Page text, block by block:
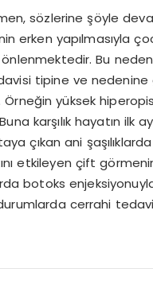
sözlerine şöyle
erken yapılmasıyla
Bu
tipine ve
Örneğin yüksek
karşılık hayatın ilk
çıkan ani
etkileyen çift
botoks
durumlarda cerrahi tedavi